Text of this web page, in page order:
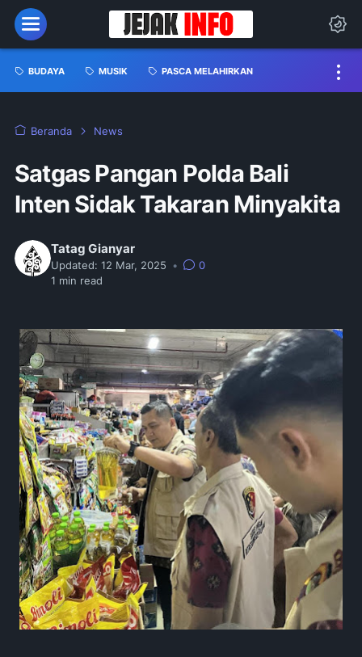
BUDAYA MUSIK PASCA MELAHIRKAN
Beranda News
Satgas Pangan Polda Bali
Inten Sidak Takaran Minyakita
Tatag Gianyar
Updated: 12 Mar, 2025 •
0
1 min read